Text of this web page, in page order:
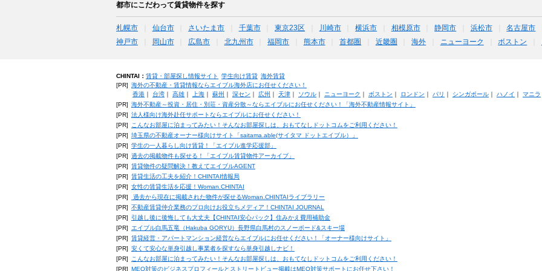
都市にこだわって賃貸物件を探す
札幌市 仙台市 さいたま市 千葉市 東京23区 川崎市 横浜市 相模原市 静岡市 浜松市 名古屋市
神戸市
岡山市 広島市 北九州市 福岡市 熊本市 首都圏 近畿圏 海外 ニューヨーク ボストン
CHINTAI： 賃貸・部屋探し情報サイト 学生向け賃貸 海外賃貸
[PR] 海外の不動産・賃貸情報ならエイブル海外店にお任せください！
香港｜ 台湾｜ 高雄｜ 上海｜ 蘇州 ｜ 深セン ｜ 広州 ｜ 天津｜ ソウル｜ ニューヨーク ｜ ボストン ｜ ロンドン ｜ パリ ｜ シンガポール｜ ハノイ ｜ マニラ
[PR] 海外不動産～投資・居住・別荘・資産分散～ならエイブルにお任せください！「海外不動産情報サイト」
[PR] 法人様向け海外赴任サポートならエイブルにお任せください！
[PR]
こんなお部屋に泊まってみたい！そんなお部屋探しは、おもてなしドットコムをご利用ください！
[PR] 埼玉県の不動産オーナー様向けサイト「saitama.able(サイタマ ドットエイブル）」
[PR] 学生の一人暮らし向け賃貸！「エイブル進学応援部」
[PR] 過去の掲載物件も探せる！「エイブル賃貸物件アーカイブ」
[PR] 賃貸物件の疑問解決！教えてエイブルAGENT
[PR] 賃貸生活の工夫を紹介！CHINTAI情報局
[PR] 女性の賃貸生活を応援！Woman.CHINTAI
[PR]
過去から現在に掲載された物件が探せるWoman.CHINTAIライブラリー
[PR] 不動産賃貸仲介業務のプロ向けお役立ちメディア！CHINTAI JOURNAL
[PR]
引越し後に後悔しても大丈夫【CHINTAI安心パック】住みかえ費用補助金
[PR]
エイブル白馬五竜（Hakuba GORYU）長野県白馬村のスノーボード&スキー場
[PR] 賃貸経営・アパートマンション経営ならエイブルにお任せください！「オーナー様向けサイト」
[PR] 安くて安心な単身引越し事業者を探すなら単身引越しナビ！
[PR]
こんなお部屋に泊まってみたい！そんなお部屋探しは、おもてなしドットコムをご利用ください！
[PR] MEO対策のビジネスプロフィールとストリートビュー掲載はMEO対策サポートにお任せ下さい！